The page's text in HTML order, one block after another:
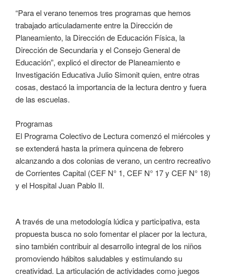
“Para el verano tenemos tres programas que hemos
trabajado articuladamente entre la Dirección de
Planeamiento, la Dirección de Educación Física, la
Dirección de Secundaria y el Consejo General de
Educación”, explicó el director de Planeamiento e
Investigación Educativa Julio Simonit quien, entre otras
cosas, destacó la importancia de la lectura dentro y fuera
de las escuelas.
Programas
El Programa Colectivo de Lectura comenzó el miércoles y
se extenderá hasta la primera quincena de febrero
alcanzando a dos colonias de verano, un centro recreativo
de Corrientes Capital (CEF N° 1, CEF N° 17 y CEF N° 18)
y el Hospital Juan Pablo II.
A través de una metodología lúdica y participativa, esta
propuesta busca no solo fomentar el placer por la lectura,
sino también contribuir al desarrollo integral de los niños
promoviendo hábitos saludables y estimulando su
creatividad. La articulación de actividades como juegos